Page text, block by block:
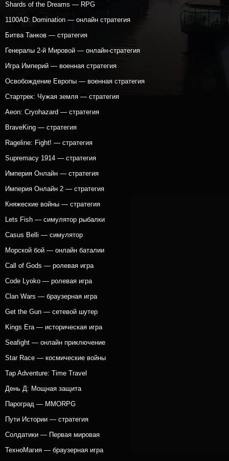
Shards of the Dreams — RPG
1100AD: Domination — онлайн стратегия
Битва Танков — стратегия
Генералы 2-й Мировой — онлайн-стратегия
Игра Империй — военная стратегия
Освобождение Европы — военная стратегия
Стартрек: Чужая земля — стратегия
Aeon: Cryohazard — стратегия
BraveKing — стратегия
Rageline: Fight! — стратегия
Supremacy 1914 — стратегия
Империя Онлайн — стратегия
Империя Онлайн 2 — стратегия
Княжеские войны — стратегия
Lets Fish — симулятор рыбалки
Casus Belli — симулятор
Морской бой — онлайн баталии
Call of Gods — ролевая игра
Code Lyoko — ролевая игра
Clan Wars — браузерная игра
Get the Gun — сетевой шутер
Kings Era — историческая игра
Seafight — онлайн приключение
Star Race — космические войны
Tap Adventure: Time Travel
День Д: Мощная защита
Пароград — MMORPG
Пути Истории — стратегия
Солдатики — Первая мировая
ТехноМагия — браузерная игра